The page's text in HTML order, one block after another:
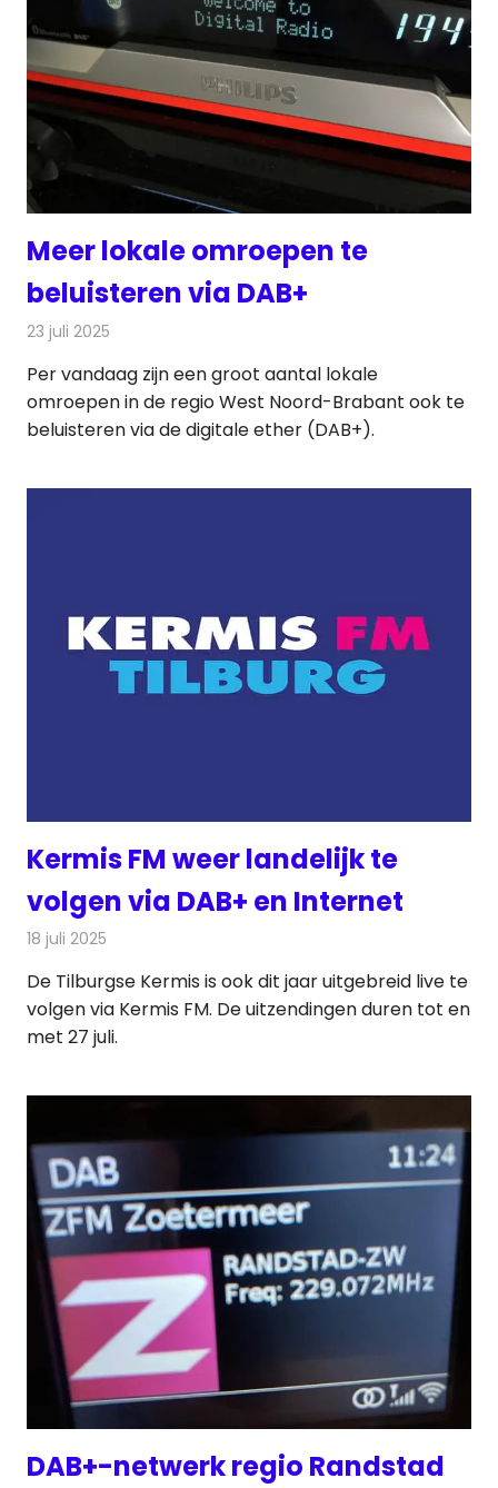
Meer lokale omroepen te
beluisteren via DAB+
23 juli 2025
Per vandaag zijn een groot aantal lokale
omroepen in de regio West Noord-Brabant ook te
beluisteren via de digitale ether (DAB+).
Kermis FM weer landelijk te
volgen via DAB+ en Internet
18 juli 2025
De Tilburgse Kermis is ook dit jaar uitgebreid live te
volgen via Kermis FM. De uitzendingen duren tot en
met 27 juli.
DAB+-netwerk regio Randstad